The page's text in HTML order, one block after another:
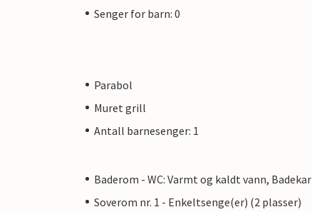
Senger for barn: 0
Parabol
Muret grill
Antall barnesenger: 1
Baderom - WC: Varmt og kaldt vann, Badekar
Soverom nr. 1 - Enkeltsenge(er) (2 plasser)